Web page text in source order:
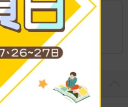
島
額免運費